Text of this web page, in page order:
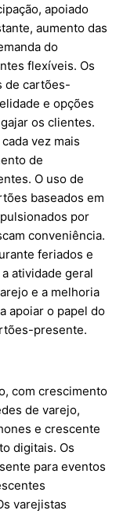
apoiado
aumento das
do
flexíveis. Os
de cartões-
e opções
os clientes.
vez mais
de
O uso de
baseados em
por
conveniência.
feriados e
atividade geral
e a melhoria
apoiar o papel do
presente.
com crescimento
de varejo,
e crescente
digitais. Os
para eventos
varejistas